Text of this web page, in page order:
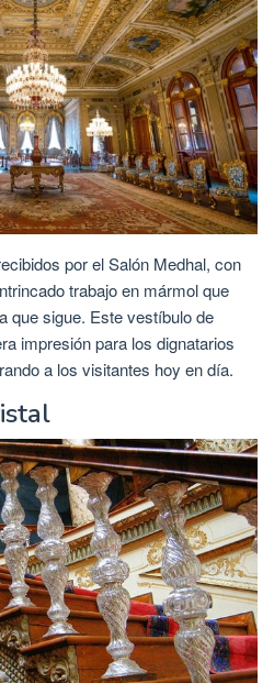
por el Salón Medhal, con
trabajo en mármol que
que sigue. Este vestíbulo de
impresión para los dignatarios
a los visitantes hoy en día.